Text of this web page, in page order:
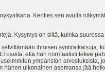
Kenties sen avulla
Kysymys on siitä, kuinka
ihmisen syntiratkaisuja,
osoita, että hän normaalisti tekee
ympäristön arvostuksista,
hänen ulkonainen asemansa jää